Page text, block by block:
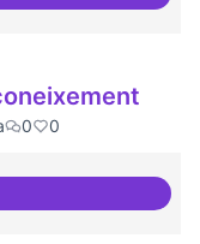
0 0
repositori de